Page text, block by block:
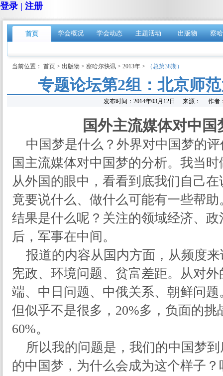
登录 | 注册
首页 学会概况 学会动态 主题活动 出版物 察
当前位置： 首页 > 出版物 > 察哈尔快讯 > 2013年 > （总第38期）
专题论坛第2组：北京师
发布时间： 2014年03月12日 来源： 作者
国外主流媒体对中
中国梦是什么？外界对中国梦的
国主流媒体对中国梦的分析。我当
从外国的眼中，看看到底我们自己
竟要说什么、做什么可能有一些帮
结果是什么呢？关注的领域经济、
后，军事在中间。
报道的内容从国内方面，从频度
宪政、环境问题、贫富差距。从对
端、中日问题、中俄关系、朝鲜问
但似乎不是很多，20%多，负面的
60%。
所以我的问题是，我们的中国梦
的中国梦，为什么会成为这个样子